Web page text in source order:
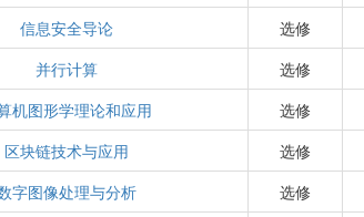
信息安全导论 选修
并行计算 选修
机图形学理论和应用 选修
区块链技术与应用 选修
字图像处理与分析 选修